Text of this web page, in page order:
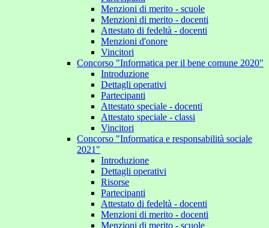
Menzioni di merito - scuole
Menzioni di merito - docenti
Attestato di fedeltà - docenti
Menzioni d'onore
Vincitori
Concorso "Informatica per il bene comune 2020"
Introduzione
Dettagli operativi
Partecipanti
Attestato speciale - docenti
Attestato speciale - classi
Vincitori
Concorso "Informatica e responsabilità sociale
2021"
Introduzione
Dettagli operativi
Risorse
Partecipanti
Attestato di fedeltà - docenti
Menzioni di merito - docenti
Menzioni di merito - scuole